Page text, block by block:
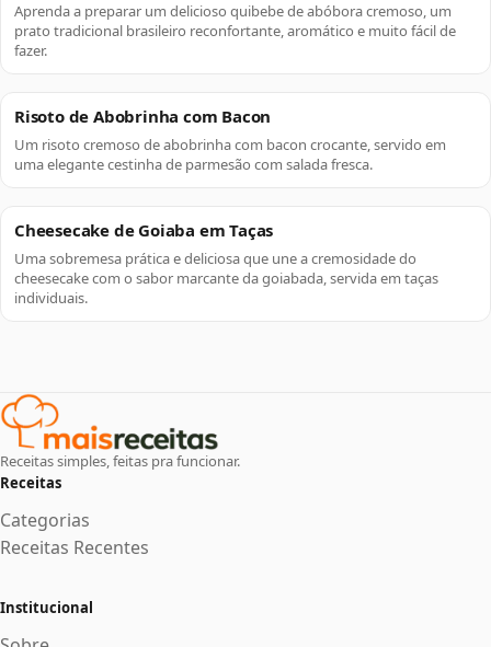
Aprenda a preparar um delicioso quibebe de abóbora cremoso, um
prato tradicional brasileiro reconfortante, aromático e muito fácil de
fazer.
Risoto de Abobrinha com Bacon
Um risoto cremoso de abobrinha com bacon crocante, servido em
uma elegante cestinha de parmesão com salada fresca.
Cheesecake de Goiaba em Taças
Uma sobremesa prática e deliciosa que une a cremosidade do
cheesecake com o sabor marcante da goiabada, servida em taças
individuais.
Receitas simples, feitas pra funcionar.
Receitas
Categorias
Receitas Recentes
Institucional